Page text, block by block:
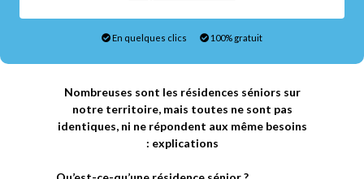
En quelques clics 100% gratuit
Nombreuses sont les résidences séniors sur
notre territoire, mais toutes ne sont pas
identiques, ni ne répondent aux même besoins
: explications